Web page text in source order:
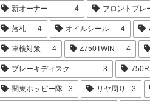
新オーナー 4 フロントブレ
落札 4 オイルシール 4
車検対策 4 Z750TWIN 4
ブレーキディスク 3
関東ホッピー隊 3 リヤ周り 3